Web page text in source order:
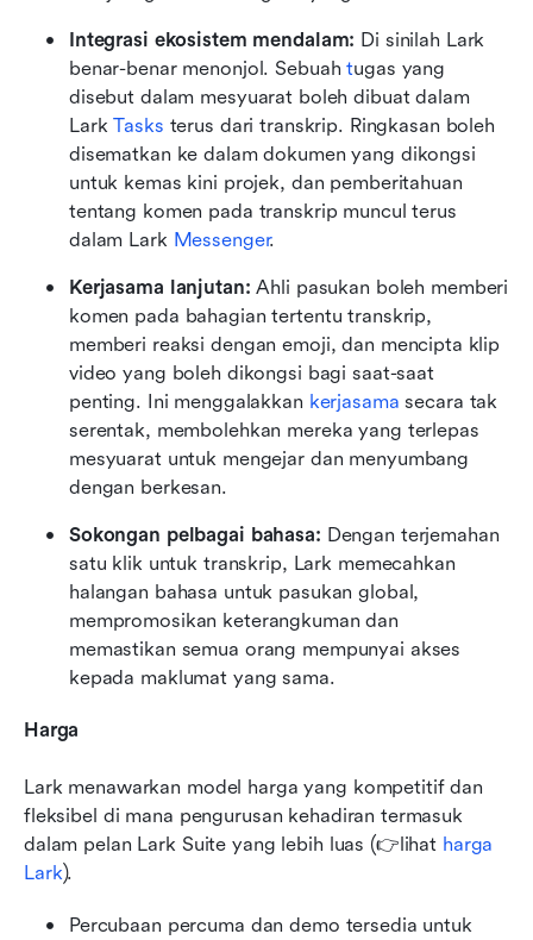
Integrasi ekosistem mendalam: Di sinilah Lark
benar-benar menonjol. Sebuah tugas yang
disebut dalam mesyuarat boleh dibuat dalam
Lark Tasks terus dari transkrip. Ringkasan boleh
disematkan ke dalam dokumen yang dikongsi
untuk kemas kini projek, dan pemberitahuan
tentang komen pada transkrip muncul terus
dalam Lark Messenger.
Kerjasama lanjutan: Ahli pasukan boleh memberi
komen pada bahagian tertentu transkrip,
memberi reaksi dengan emoji, dan mencipta klip
video yang boleh dikongsi bagi saat-saat
penting. Ini menggalakkan kerjasama secara tak
serentak, membolehkan mereka yang terlepas
mesyuarat untuk mengejar dan menyumbang
dengan berkesan.
Sokongan pelbagai bahasa: Dengan terjemahan
satu klik untuk transkrip, Lark memecahkan
halangan bahasa untuk pasukan global,
mempromosikan keterangkuman dan
memastikan semua orang mempunyai akses
kepada maklumat yang sama.
Harga
Lark menawarkan model harga yang kompetitif dan
fleksibel di mana pengurusan kehadiran termasuk
dalam pelan Lark Suite yang lebih luas (👉lihat harga
Lark).
Percubaan percuma dan demo tersedia untuk